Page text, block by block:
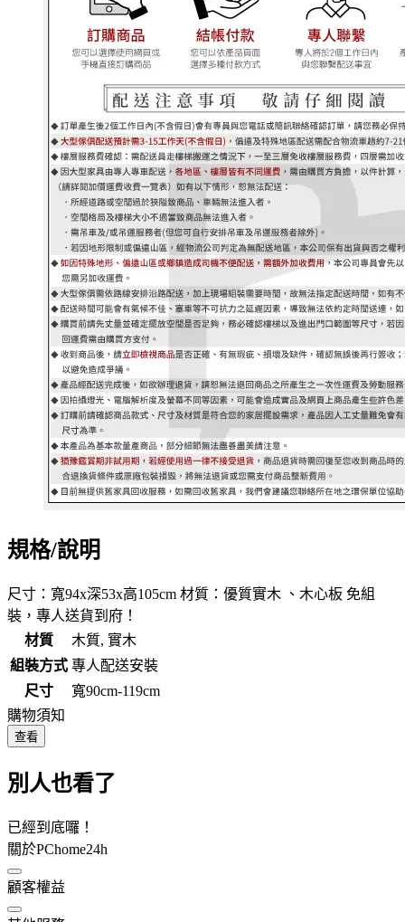
規格/說明
尺寸：寬94x深53x高105cm 材質：優質實木 、木心板 免組
裝，專人送貨到府！
材質
木質, 實木
組裝方式 專人配送安裝
尺寸
寬90cm-119cm
購物須知
查看
別人也看了
已經到底囉！
關於PChome24h
顧客權益